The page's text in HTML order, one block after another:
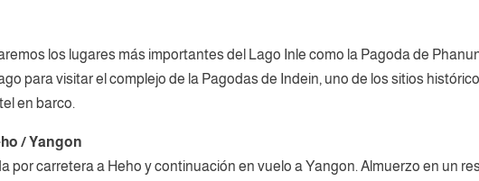
los lugares más importantes del Lago Inle como la Pagoda de
para visitar el complejo de la Pagodas de Indein, uno de los sitios
en barco.
/ Yangon
por carretera a Heho y continuación en vuelo a Yangon. Almuerzo en un